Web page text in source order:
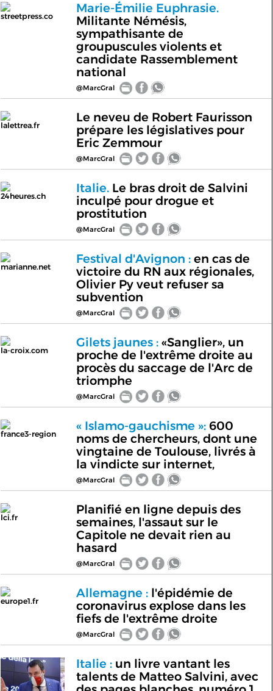
streetpress.co
Marie-Émilie Euphrasie.
Militante Némésis,
sympathisante de
groupuscules violents et
candidate Rassemblement
national
@MarcGral
lalettrea.fr
Le neveu de Robert Faurisson
prépare les législatives pour
Eric Zemmour
@MarcGral
24heures.ch
Italie.Le bras droit de Salvini
inculpé pour drogue et
prostitution
@MarcGral
marianne.net
Festival d'Avignon :en cas de
victoire du RN aux régionales,
Olivier Py veut refuser sa
subvention
@MarcGral
la-croix.com
Gilets jaunes :«Sanglier», un
proche de l'extrême droite au
procès du saccage de l'Arc de
triomphe
@MarcGral
france3-region
« Islamo-gauchisme »:600
noms de chercheurs, dont une
vingtaine de Toulouse, livrés à
la vindicte sur internet,
@MarcGral
lci.fr
Planifié en ligne depuis des
semaines, l'assaut sur le
Capitole ne devait rien au
hasard
@MarcGral
europe1.fr
Allemagne :l'épidémie de
coronavirus explose dans les
fiefs de l'extrême droite
@MarcGral
Italie :un livre vantant les
talents de Matteo Salvini, avec